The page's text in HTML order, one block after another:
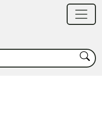
Buscar